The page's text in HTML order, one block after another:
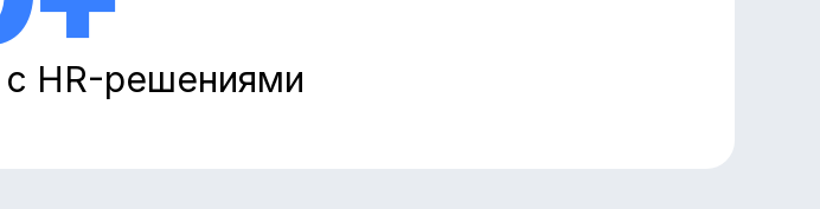
HR-решениями